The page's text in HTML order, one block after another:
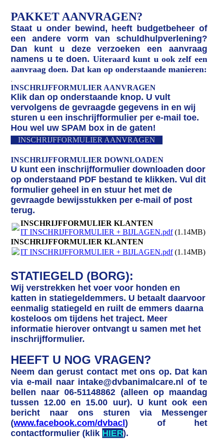
PAKKET AANVRAGEN?
Staat u onder bewind, heeft budgetbeheer of
een andere vorm van schuldhulpverlening?
Dan kunt u deze verzoeken een aanvraag
namens u te doen. Uiteraard kunt u ook zelf een
aanvraag doen. Dat kan op onderstaande manieren:
INSCHRIJFFORMULIER AANVRAGEN
Klik dan op onderstaande knop. U vult
vervolgens de gevraagde gegevens in en wij
sturen u een inschrijfformulier per e-mail toe.
Hou wel uw SPAM box in de gaten!
INSCHRIJFFORMULIER AANVRAGEN
INSCHRIJFFORMULIER DOWNLOADEN
U kunt een inschrijfformulier downloaden door
op onderstaand PDF bestand te klikken. Vul dit
formulier geheel in en stuur het met de
gevraagde bewijsstukken per e-mail of post
terug.
INSCHRIJFFORMULIER KLANTEN
IT INSCHRIJFFORMULIER + BIJLAGEN.pdf(1.14MB)
INSCHRIJFFORMULIER KLANTEN
IT INSCHRIJFFORMULIER + BIJLAGEN.pdf(1.14MB)
STATIEGELD (BORG):
Wij verstrekken het voer voor honden en
katten in statiegeldemmers. U betaalt daarvoor
eenmalig statiegeld en ruilt de emmers daarna
kosteloos om tijdens het traject. Meer
informatie hierover ontvangt u samen met het
inschrijfformulier.
HEEFT U NOG VRAGEN?
Neem dan gerust contact met ons op. Dat kan
via e-mail naar intake@dvbanimalcare.nl of te
bellen naar 06-51148862 (alleen op maandag
tussen 12.00 en 15.00 uur). U kunt ook een
bericht naar ons sturen via Messenger
(www.facebook.com/dvbacl) of het
contactformulier (klik HIER).